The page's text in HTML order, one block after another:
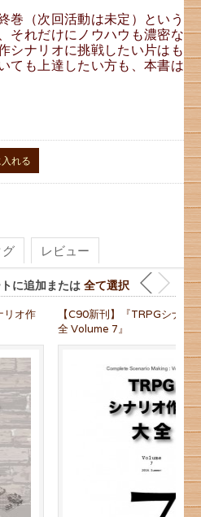
巻（次回活動は未定）という
それだけにノウハウも濃密な
シナリオに挑戦したい片はも
ても上達したい方も、本書は
れる
レビュー
に追加または 全て選択
リオ作
【C90新刊】『TRPGシナリ
全 Volume 7』